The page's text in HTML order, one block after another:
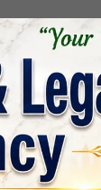
, সারাদেশ